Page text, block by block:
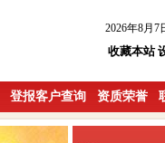
2026年8月7
收藏本站
登报客户查询 资质荣誉